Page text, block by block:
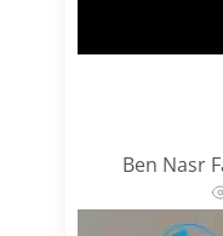
Ben Nasr